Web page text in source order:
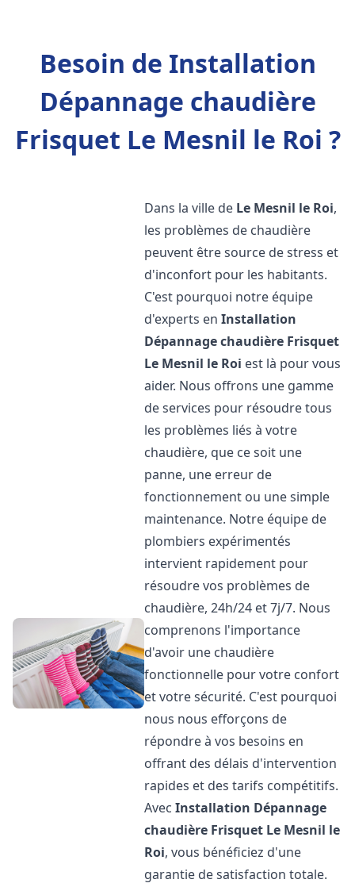
Besoin de Installation
Dépannage chaudière
Frisquet Le Mesnil le Roi ?
Dans la ville de Le Mesnil le Roi,
les problèmes de chaudière
peuvent être source de stress et
d'inconfort pour les habitants.
C'est pourquoi notre équipe
d'experts enInstallation
Dépannage chaudière Frisquet
Le Mesnil le Roi est là pour vous
aider. Nous offrons une gamme
de services pour résoudre tous
les problèmes liés à votre
chaudière, que ce soit une
panne, une erreur de
fonctionnement ou une simple
maintenance. Notre équipe de
plombiers expérimentés
intervient rapidement pour
résoudre vos problèmes de
chaudière, 24h/24 et 7j/7. Nous
comprenons l'importance
d'avoir une chaudière
fonctionnelle pour votre confort
et votre sécurité. C'est pourquoi
nous nous efforçons de
répondre à vos besoins en
offrant des délais d'intervention
rapides et des tarifs compétitifs.
AvecInstallation Dépannage
chaudière Frisquet Le Mesnil le
Roi, vous bénéficiez d'une
garantie de satisfaction totale.